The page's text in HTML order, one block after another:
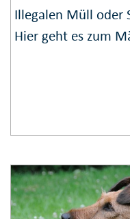
Illegalen Müll oder
Hier geht es zum